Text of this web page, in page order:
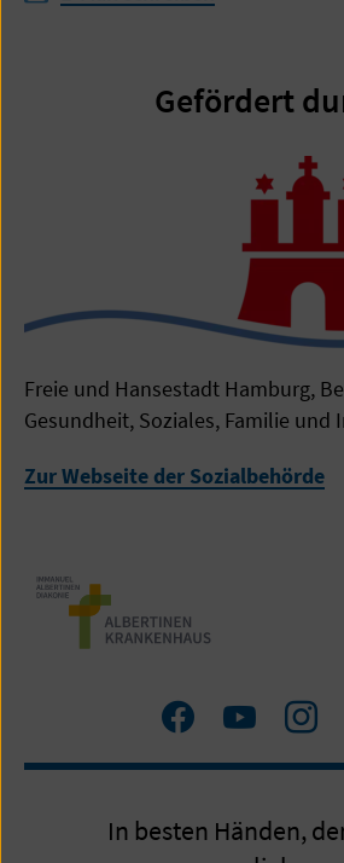
Gefördert
Freie und Hansestadt Hamburg,
Gesundheit, Soziales, Familie und
Zur Webseite der Sozialbehörde
Zum
Facebook
Zum
YouTube
Zum
In besten Händen,